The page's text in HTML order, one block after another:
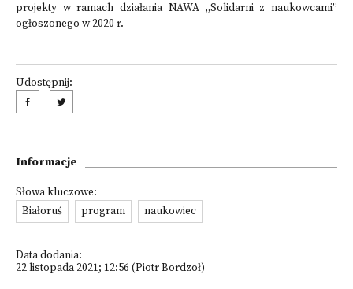
projekty w ramach działania NAWA „Solidarni z naukowcami”
ogłoszonego w 2020 r.
Udostępnij:
Informacje
Słowa kluczowe:
Białoruś
program naukowiec
Data dodania:
22 listopada 2021; 12:56 (Piotr Bordzoł)